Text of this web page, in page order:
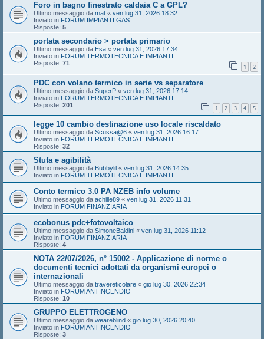
Foro in bagno finestrato caldaia C a GPL?
Ultimo messaggio da mat « ven lug 31, 2026 18:32
Inviato in FORUM IMPIANTI GAS
Risposte: 5
portata secondario > portata primario
Ultimo messaggio da Esa « ven lug 31, 2026 17:34
Inviato in FORUM TERMOTECNICA E IMPIANTI
Risposte: 71 1 2
PDC con volano termico in serie vs separatore
Ultimo messaggio da SuperP « ven lug 31, 2026 17:14
Inviato in FORUM TERMOTECNICA E IMPIANTI
Risposte: 201 1 2 3 4 5
legge 10 cambio destinazione uso locale riscaldato
Ultimo messaggio da Scussa@6 « ven lug 31, 2026 16:17
Inviato in FORUM TERMOTECNICA E IMPIANTI
Risposte: 32
Stufa e agibilità
Ultimo messaggio da Bubbylil « ven lug 31, 2026 14:35
Inviato in FORUM TERMOTECNICA E IMPIANTI
Conto termico 3.0 PA NZEB info volume
Ultimo messaggio da achille89 « ven lug 31, 2026 11:31
Inviato in FORUM FINANZIARIA
ecobonus pdc+fotovoltaico
Ultimo messaggio da SimoneBaldini « ven lug 31, 2026 11:12
Inviato in FORUM FINANZIARIA
Risposte: 4
NOTA 22/07/2026, n° 15002 - Applicazione di norme o
documenti tecnici adottati da organismi europei o
internazionali
Ultimo messaggio da travereticolare « gio lug 30, 2026 22:34
Inviato in FORUM ANTINCENDIO
Risposte: 10
GRUPPO ELETTROGENO
Ultimo messaggio da weareblind « gio lug 30, 2026 20:40
Inviato in FORUM ANTINCENDIO
Risposte: 3